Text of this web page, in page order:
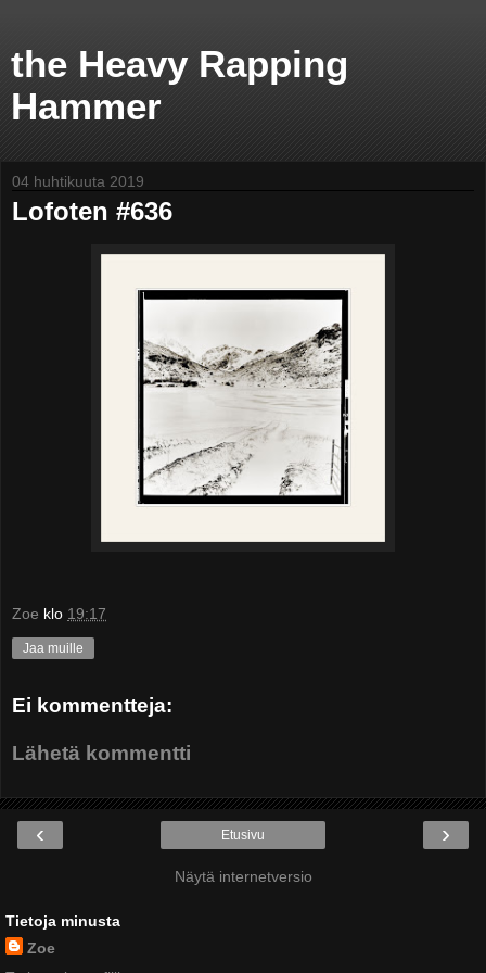
the Heavy Rapping
Hammer
04 huhtikuuta 2019
Lofoten #636
Zoe klo 19:17
Jaa muille
Ei kommentteja:
Lähetä kommentti
‹ ›
Etusivu
Näytä internetversio
Tietoja minusta
Zoe